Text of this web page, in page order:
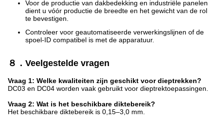
Voor de productie van dakbedekking en industriële panelen
dient u vóór productie de breedte en het gewicht van de rol
te bevestigen.
Controleer voor geautomatiseerde verwerkingslijnen of de
spoel-ID compatibel is met de apparatuur.
８．Veelgestelde vragen
Vraag 1: Welke kwaliteiten zijn geschikt voor dieptrekken?
DC03 en DC04 worden vaak gebruikt voor dieptrektoepassingen.
Vraag 2: Wat is het beschikbare diktebereik?
Het beschikbare diktebereik is 0,15–3,0 mm.